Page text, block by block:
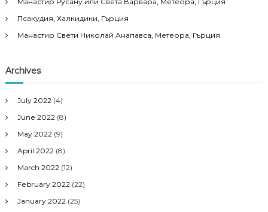
Псакудия, Халкидики, Гърция
Манастир Свети Николай Анапавса, Метеора, Гърция
Archives
July 2022 (4)
June 2022 (8)
May 2022 (9)
April 2022 (8)
March 2022 (12)
February 2022 (22)
January 2022 (25)